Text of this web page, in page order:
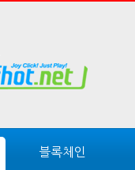
블록체인